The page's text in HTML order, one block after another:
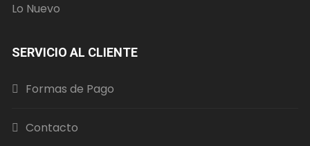
Lo Nuevo
SERVICIO AL CLIENTE
Formas de Pago
Contacto